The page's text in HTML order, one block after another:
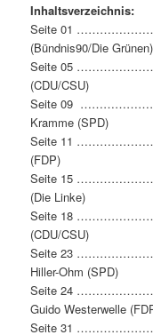
Inhaltsverzeichnis:
Seite 01
(Bündnis90/Die Grünen)
Seite 05
(CDU/CSU)
Seite 09
Kramme (SPD)
Seite 11
(FDP)
Seite 15
(Die Linke)
Seite 18
(CDU/CSU)
Seite 23
Hiller-Ohm (SPD)
Seite 24
Guido Westerwelle
Seite 31